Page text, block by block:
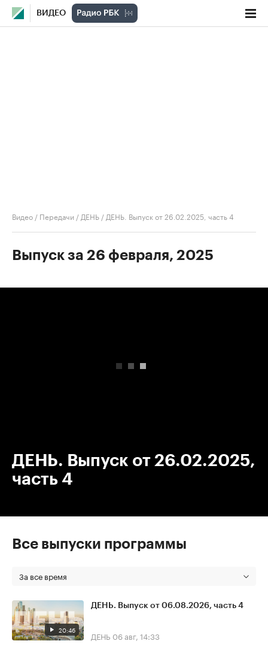
ВИДЕО
Видео / Передачи / ДЕНЬ / ДЕНЬ. Выпуск от 26.02.2025, часть 4
Выпуск за 26 февраля, 2025
ДЕНЬ. Выпуск от 26.02.2025,
часть 4
Все выпуски программы
За все время
20:46
ДЕНЬ. Выпуск от 06.08.2026, часть 4
ДЕНЬ 06 авг, 14:33